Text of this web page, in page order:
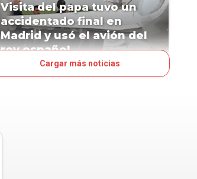
Visita del papa tuvo un
accidentado final en
Madrid y usó el avión del
rey español
Cargar más noticias